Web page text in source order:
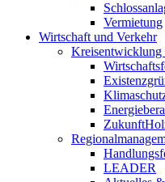
Vermietung
Wirtschaft und Verkehr
Kreisentwicklung
LEADER